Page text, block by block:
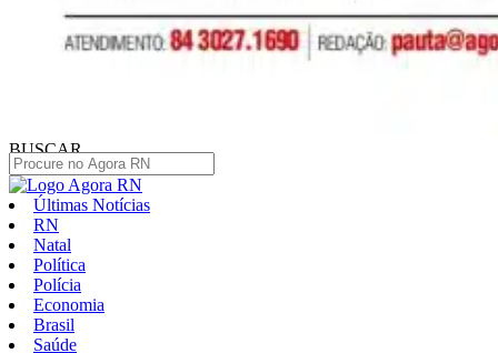
BUSCAR
Últimas Notícias
RN
Natal
Política
Polícia
Economia
Brasil
Saúde